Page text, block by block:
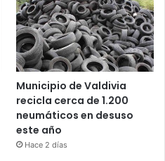
Municipio de Valdivia
recicla cerca de 1.200
neumáticos en desuso
este año
Hace 2 días